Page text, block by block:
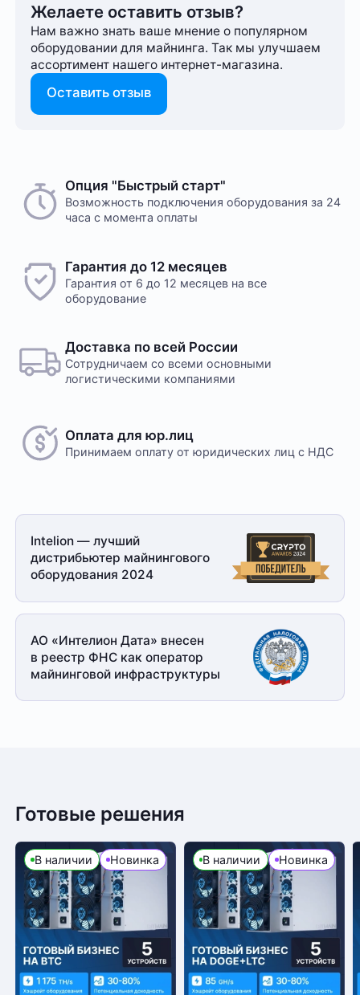
Желаете оставить отзыв?
Нам важно знать ваше мнение о популярном
оборудовании для майнинга. Так мы улучшаем
ассортимент нашего интернет-⁠магазина.
Оставить отзыв
Опция "Быстрый старт"
Возможность подключения оборудования за 24
часа с момента оплаты
Гарантия до 12 месяцев
Гарантия от 6 до 12 месяцев на все
оборудование
Доставка по всей России
Сотрудничаем со всеми основными
логистическими компаниями
Оплата для юр.лиц
Принимаем оплату от юридических лиц с НДС
Intelion — лучший
дистрибьютер майнингового
оборудования 2024
АО «Интелион Дата» внесен
в реестр ФНС как оператор
майнинговой инфраструктуры
Готовые решения
В наличии Новинка В наличии Новинка